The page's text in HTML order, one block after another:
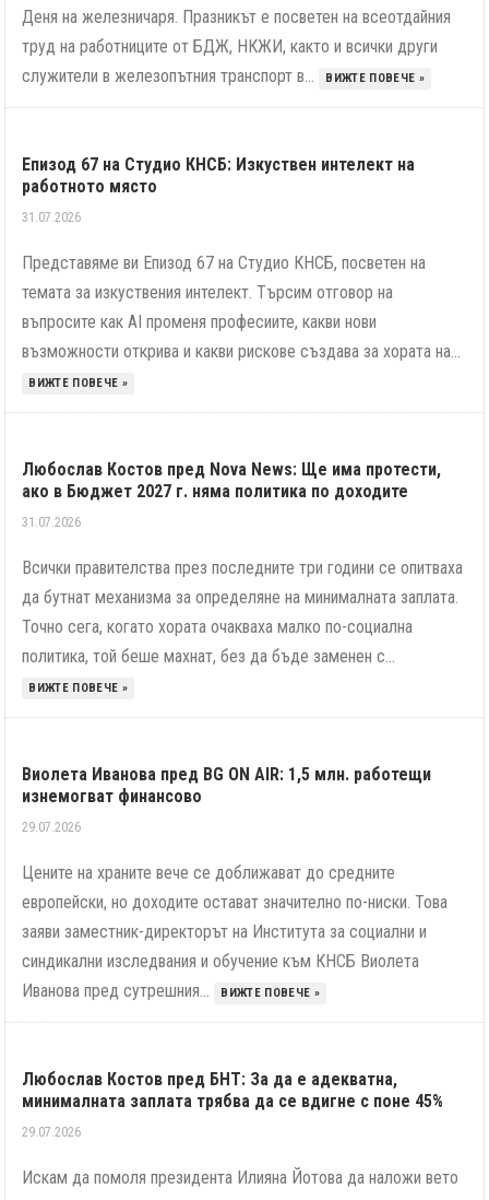
Деня на железничаря. Празникът е посветен на всеотдайния
труд на работниците от БДЖ, НКЖИ, както и всички други
служители в железопътния транспорт в...
ВИЖТЕ ПОВЕЧЕ »
Епизод 67 на Студио КНСБ: Изкуствен интелект на
работното място
31.07.2026
Представяме ви Епизод 67 на Студио КНСБ, посветен на
темата за изкуствения интелект. Търсим отговор на
въпросите как AI променя професиите, какви нови
възможности открива и какви рискове създава за хората на...
ВИЖТЕ ПОВЕЧЕ »
Любослав Костов пред Nova News: Ще има протести,
ако в Бюджет 2027 г. няма политика по доходите
31.07.2026
Всички правителства през последните три години се опитваха
да бутнат механизма за определяне на минималната заплата.
Точно сега, когато хората очакваха малко по-социална
политика, той беше махнат, без да бъде заменен с...
ВИЖТЕ ПОВЕЧЕ »
Виолета Иванова пред BG ON AIR: 1,5 млн. работещи
изнемогват финансово
29.07.2026
Цените на храните вече се доближават до средните
европейски, но доходите остават значително по-ниски. Това
заяви заместник-директорът на Института за социални и
синдикални изследвания и обучение към КНСБ Виолета
Иванова пред сутрешния...
ВИЖТЕ ПОВЕЧЕ »
Любослав Костов пред БНТ: За да е адекватна,
минималната заплата трябва да се вдигне с поне 45%
29.07.2026
Искам да помоля президента Илияна Йотова да наложи вето